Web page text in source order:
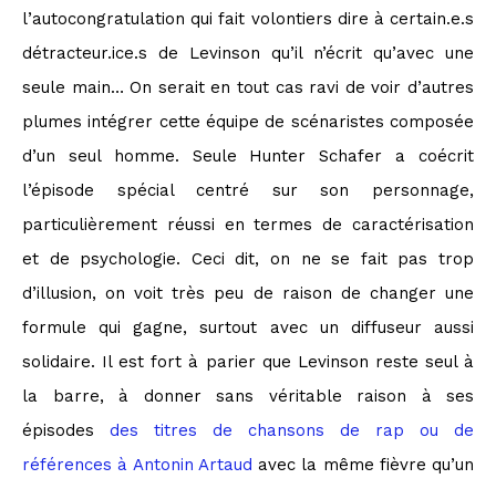
l’autocongratulation qui fait volontiers dire à certain.e.s
détracteur.ice.s de Levinson qu’il n’écrit qu’avec une
seule main… On serait en tout cas ravi de voir d’autres
plumes intégrer cette équipe de scénaristes composée
d’un seul homme. Seule Hunter Schafer a coécrit
l’épisode spécial centré sur son personnage,
particulièrement réussi en termes de caractérisation
et de psychologie. Ceci dit, on ne se fait pas trop
d’illusion, on voit très peu de raison de changer une
formule qui gagne, surtout avec un diffuseur aussi
solidaire. Il est fort à parier que Levinson reste seul à
la barre, à donner sans véritable raison à ses
épisodes des titres de chansons de rap ou de
références à Antonin Artaud avec la même fièvre qu’un